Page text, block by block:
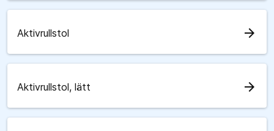
Aktivrullstol arrow_forward
Aktivrullstol, lätt arrow_forward